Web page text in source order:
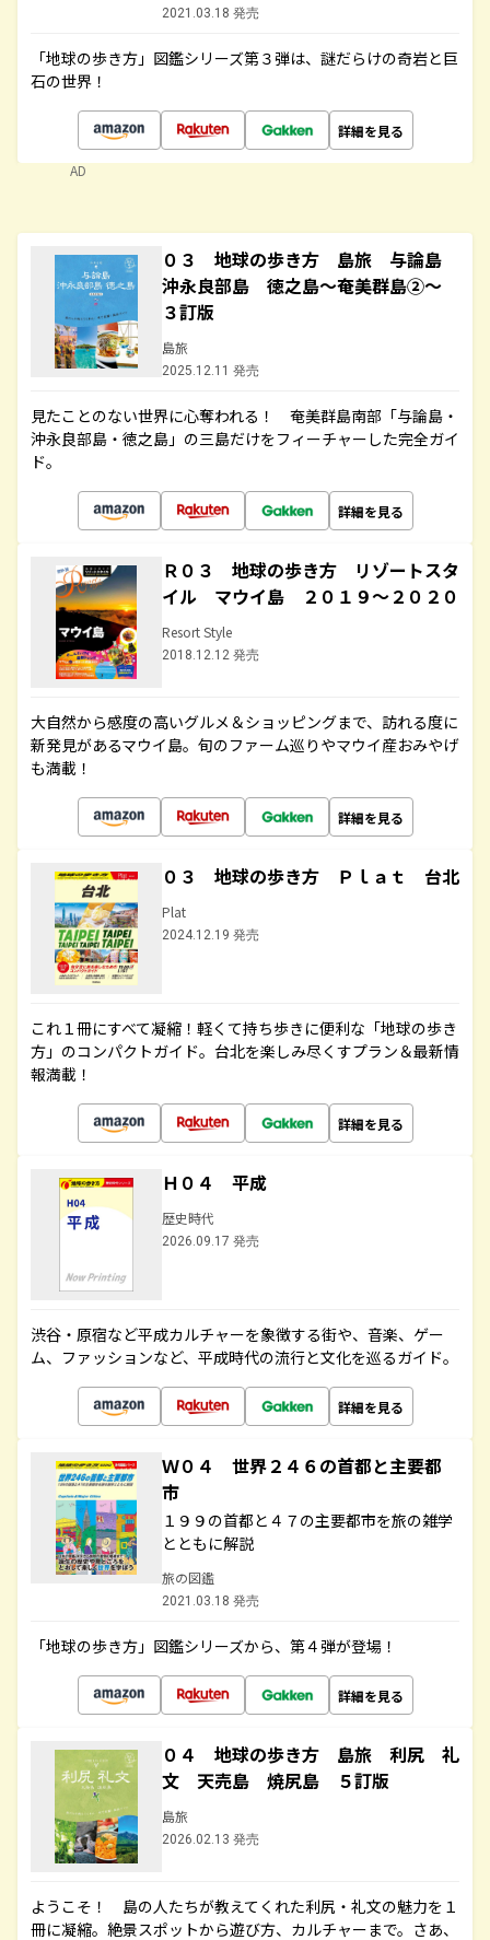
2021.03.18 発売
「地球の歩き方」図鑑シリーズ第３弾は、謎だらけの奇岩と巨
石の世界！
詳細を見る
AD
０３ 地球の歩き方 島旅 与論島
沖永良部島 徳之島～奄美群島②～
３訂版
島旅
2025.12.11 発売
見たことのない世界に心奪われる！ 奄美群島南部「与論島・
沖永良部島・徳之島」の三島だけをフィーチャーした完全ガイ
ド。
詳細を見る
Ｒ０３ 地球の歩き方 リゾートスタ
イル マウイ島 ２０１９～２０２０
Resort Style
2018.12.12 発売
大自然から感度の高いグルメ＆ショッピングまで、訪れる度に
新発見があるマウイ島。旬のファーム巡りやマウイ産おみやげ
も満載！
詳細を見る
０３ 地球の歩き方 Ｐｌａｔ 台北
Plat
2024.12.19 発売
これ１冊にすべて凝縮！軽くて持ち歩きに便利な「地球の歩き
方」のコンパクトガイド。台北を楽しみ尽くすプラン＆最新情
報満載！
詳細を見る
Ｈ０４ 平成
歴史時代
2026.09.17 発売
渋谷・原宿など平成カルチャーを象徴する街や、音楽、ゲー
ム、ファッションなど、平成時代の流行と文化を巡るガイド。
詳細を見る
Ｗ０４ 世界２４６の首都と主要都
市
１９９の首都と４７の主要都市を旅の雑学
とともに解説
旅の図鑑
2021.03.18 発売
「地球の歩き方」図鑑シリーズから、第４弾が登場！
詳細を見る
０４ 地球の歩き方 島旅 利尻 礼
文 天売島 焼尻島 ５訂版
島旅
2026.02.13 発売
ようこそ！ 島の人たちが教えてくれた利尻・礼文の魅力を１
冊に凝縮。絶景スポットから遊び方、カルチャーまで。さあ、